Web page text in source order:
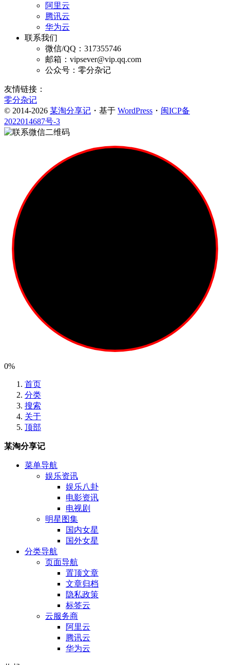
阿里云
腾讯云
华为云
联系我们
微信/QQ：317355746
邮箱：vipsever@vip.qq.com
公众号：零分杂记
友情链接：
零分杂记
© 2014-2026 某淘分享记 ・基于 WordPress ・ 闽ICP备
2022014687号-3
0%
首页
分类
搜索
关于
顶部
某淘分享记
菜单导航
娱乐资讯
娱乐八卦
电影资讯
电视剧
明星图集
国内女星
国外女星
分类导航
页面导航
置顶文章
文章归档
隐私政策
标签云
云服务商
阿里云
腾讯云
华为云